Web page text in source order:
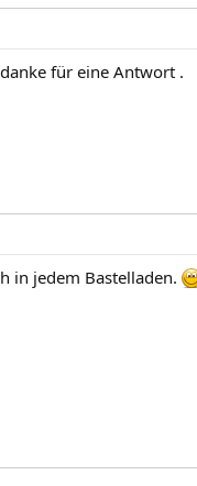
für eine Antwort .
in jedem Bastelladen.